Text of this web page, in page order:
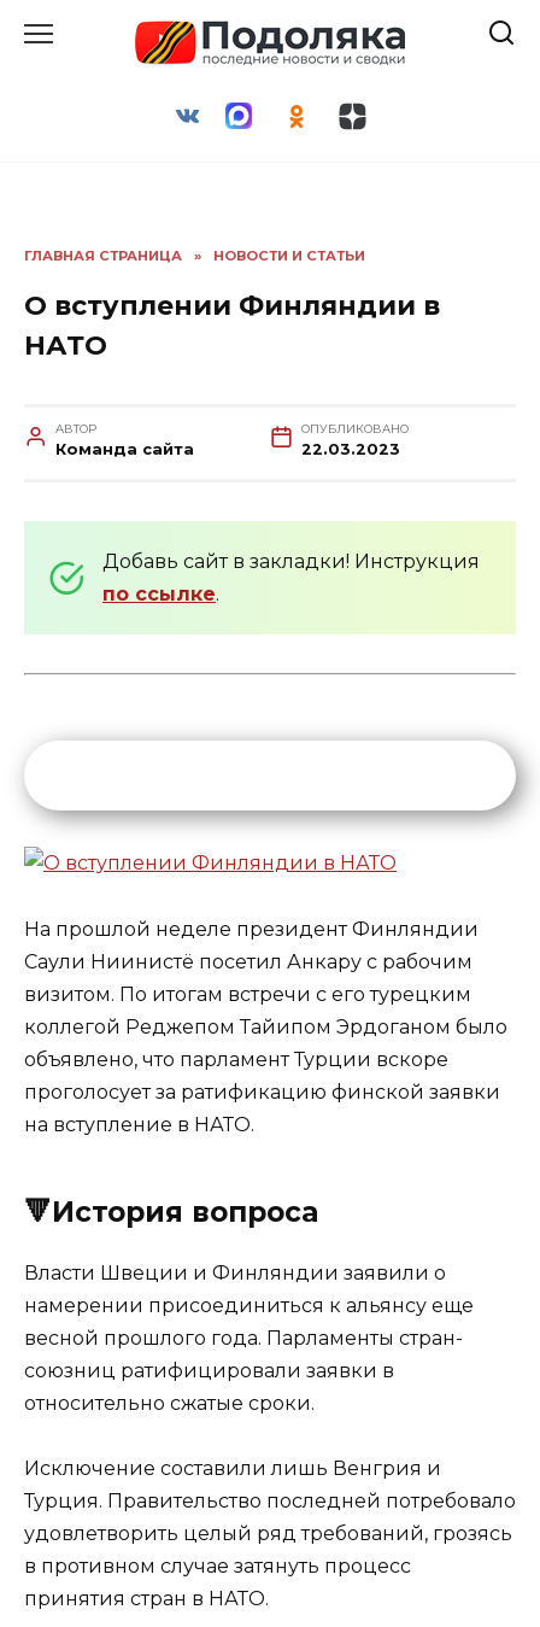
ГЛАВНАЯ СТРАНИЦА » НОВОСТИ И СТАТЬИ
О вступлении Финляндии в
НАТО
АВТОР
Команда сайта
ОПУБЛИКОВАНО
22.03.2023
Добавь сайт в закладки! Инструкция
по ссылке.
На прошлой неделе президент Финляндии
Саули Ниинистё посетил Анкару с рабочим
визитом. По итогам встречи с его турецким
коллегой Реджепом Тайипом Эрдоганом было
объявлено, что парламент Турции вскоре
проголосует за ратификацию финской заявки
на вступление в НАТО.
🔻История вопроса
Власти Швеции и Финляндии заявили о
намерении присоединиться к альянсу еще
весной прошлого года. Парламенты стран-
союзниц ратифицировали заявки в
относительно сжатые сроки.
Исключение составили лишь Венгрия и
Турция. Правительство последней потребовало
удовлетворить целый ряд требований, грозясь
в противном случае затянуть процесс
принятия стран в НАТО.